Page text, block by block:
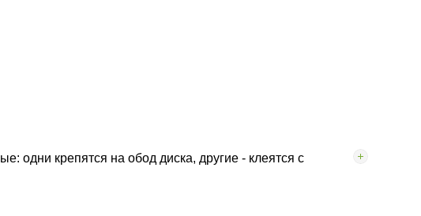
одни крепятся на обод диска, другие - клеятся с